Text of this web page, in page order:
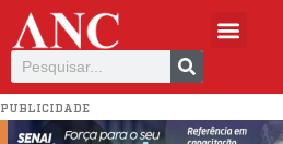
PUBLICIDADE